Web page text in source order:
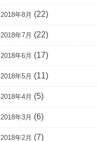
2018年8月 (22)
2018年7月 (22)
2018年6月 (17)
2018年5月 (11)
2018年4月 (5)
2018年3月 (6)
2018年2月 (7)